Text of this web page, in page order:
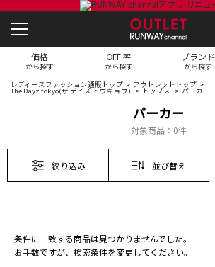
価格
から探す
OFF 率
から探す
ブランド
から探す
レディースファッション通販トップ アウトレットトップ
The Dayz tokyo(ザ デイズ トウキョウ) トップス パーカー
パーカー
対象商品： 0件
絞り込み 並び替え
条件に一致する商品は見つかりませんでした。
お手数ですが、検索条件を変更してください。